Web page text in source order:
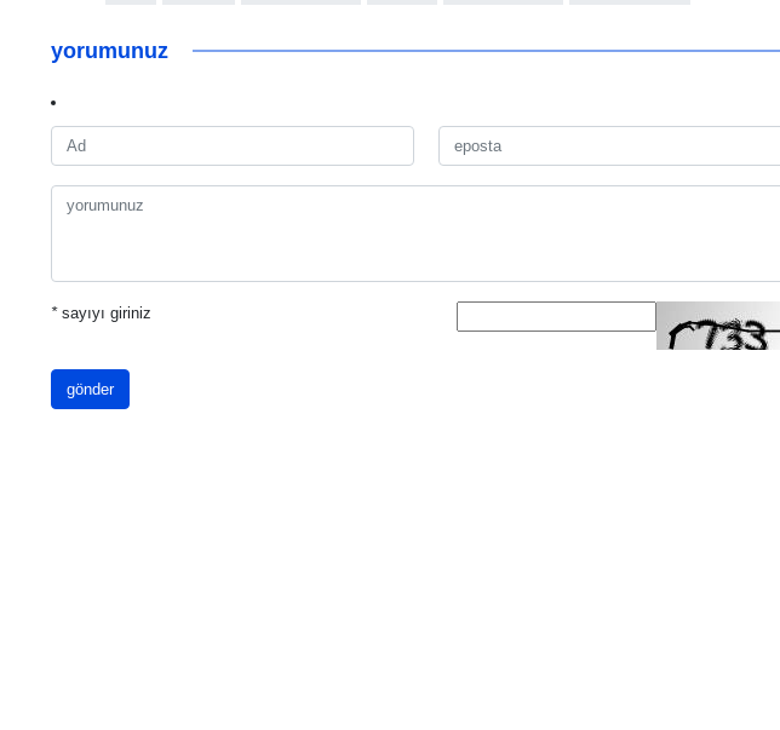
yorumunuz
*sayıyı giriniz
gönder